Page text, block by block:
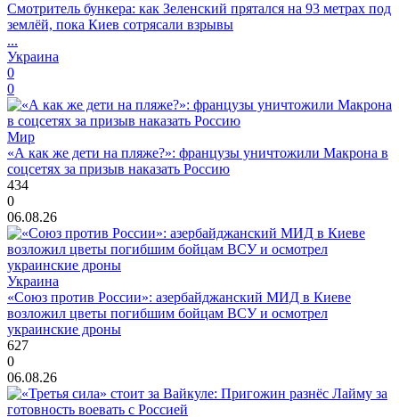
Смотритель бункера: как Зеленский прятался на 93 метрах под
землёй, пока Киев сотрясали взрывы
...
Украина
0
0
Мир
«А как же дети на пляже?»: французы уничтожили Макрона в
соцсетях за призыв наказать Россию
434
0
06.08.26
Украина
«Союз против России»: азербайджанский МИД в Киеве
возложил цветы погибшим бойцам ВСУ и осмотрел
украинские дроны
627
0
06.08.26